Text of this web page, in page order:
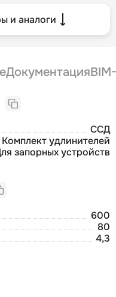
и аналоги
Документация
ССД
Комплект удлинителей
запорных устройств
600
80
4,3